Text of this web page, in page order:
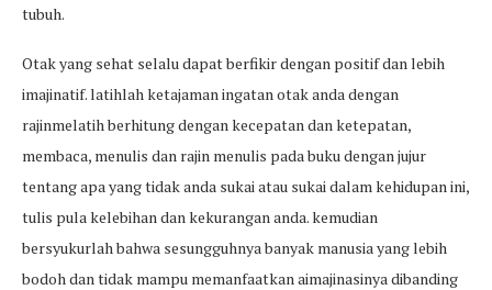
tubuh.
Otak yang sehat selalu dapat berfikir dengan positif dan lebih
imajinatif. latihlah ketajaman ingatan otak anda dengan
rajinmelatih berhitung dengan kecepatan dan ketepatan,
membaca, menulis dan rajin menulis pada buku dengan jujur
tentang apa yang tidak anda sukai atau sukai dalam kehidupan ini,
tulis pula kelebihan dan kekurangan anda. kemudian
bersyukurlah bahwa sesungguhnya banyak manusia yang lebih
bodoh dan tidak mampu memanfaatkan aimajinasinya dibanding